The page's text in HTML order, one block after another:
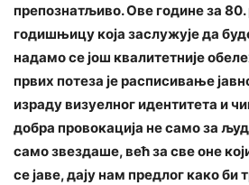
препознатљиво. Ове године за
годишњицу која заслужује да
надамо се још квалитетније
првих потеза је расписивање
израду визуелног идентитета и
добра провокација не само за
само звездаше, већ за све оне
се јаве, дају нам предлог како би